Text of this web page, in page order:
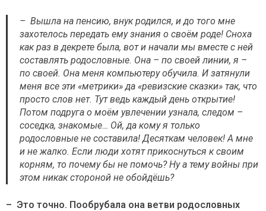
– Вышла на пенсию, внук родился, и до того мне
захотелось передать ему знания о своём роде! Сноха
как раз в декрете была, вот и начали мы вместе с ней
составлять родословные. Она – по своей линии, я –
по своей. Она меня компьютеру обучила. И затянули
меня все эти «метрики» да «ревизские сказки» так, что
просто слов нет. Тут ведь каждый день открытие!
Потом подруга о моём увлечении узнала, следом –
соседка, знакомые… Ой, да кому я только
родословные не составила! Десяткам человек! А мне
и не жалко. Если люди хотят прикоснуться к своим
корням, то почему бы не помочь? Ну а тему войны при
этом никак стороной не обойдёшь?
– Это точно. Пообрубала она ветви родословных